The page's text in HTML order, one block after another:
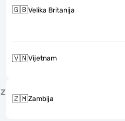
🇬🇧Velika Britanija
🇻🇳Vijetnam
Z
🇿🇲Zambija